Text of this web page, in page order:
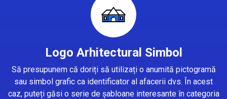
Logo Arhitectural Simbol
Să presupunem că doriți să utilizați o anumită pictogramă
sau simbol grafic ca identificator al afacerii dvs. În acest
caz, puteți găsi o serie de șabloane interesante în categoria